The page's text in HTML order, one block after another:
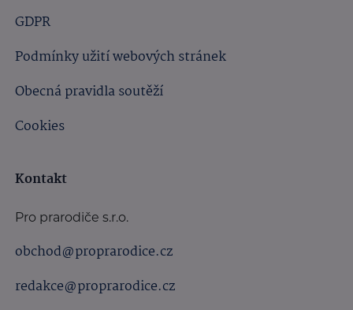
GDPR
Podmínky užití webových stránek
Obecná pravidla soutěží
Cookies
Kontakt
Pro prarodiče s.r.o.
obchod@proprarodice.cz
redakce@proprarodice.cz